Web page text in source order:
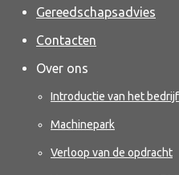
Gereedschapsadvies
Contacten
Over ons
Introductie van het bedrijf
Machinepark
Verloop van de opdracht